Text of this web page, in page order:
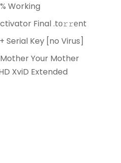
Working
Final .tо𝚛𝚛еnt
Serial Key [no Virus]
Your Mother
XviD Extended